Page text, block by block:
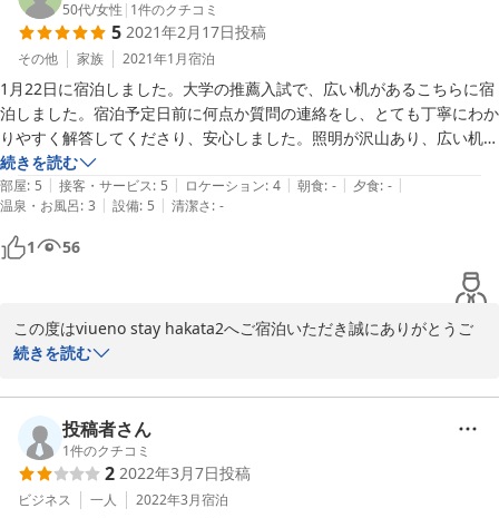
また近い将来お客様をお出迎えできることを心より願っておりま
す。
2021-09-16
50代/女性 | 1件のクチコミ
5 2021年2月17日投稿
その他 家族 2021年1月宿泊
1月22日に宿泊しました。大学の推薦入試で、広い机があるこちらに宿
泊しました。宿泊予定日前に何点か質問の連絡をし、とても丁寧にわか
りやすく解答してくださり、安心しました。照明が沢山あり、広い机の
おかげで、直前まで試験勉強がしやすかったようです。洗濯機（洗剤あ
り）や食器、レンジ、冷蔵庫、アメニティなどすぐ使える状態で、心地
よく過ごせました。一か月後の一般試験の時も、ここに宿泊予定でした
が、リラックスできたこの部屋のおかげか合格していました。グループ
で数日生活するのもよさそうでした。
続きを読む
部屋: 5 | 接客・サービス: 5 | ロケーション: 4 | 朝食: - | 夕食: - |
温泉・お風呂: 3 | 設備: 5 | 清潔さ: -
1 56
この度はviueno stay hakata2へご宿泊いただき誠にありがとうご
ざいました。
今回のご滞在に関して、「心地よく過ごせた」と心温まるお言葉を
頂戴しとてもうれしく思います。
再度福岡へお越しの際には是非お立ち寄りくださいませ。
また近い将来お客様をお出迎えできることを心より願っておりま
す。
続きを読む
投稿者さん
1件のクチコミ
2 2022年3月7日投稿
ビジネス 一人 2022年3月宿泊